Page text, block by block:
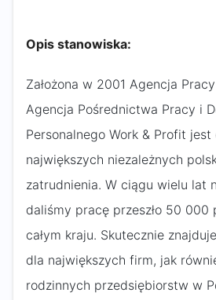
Opis stanowiska:
Założona w 2001 Agencja
Agencja Pośrednictwa Pracy i
Personalnego Work & Profit
największych niezależnych
zatrudnienia. W ciągu wielu lat
daliśmy pracę przeszło 50 000
całym kraju. Skutecznie
dla największych firm, jak
rodzinnych przedsiębiorstw w